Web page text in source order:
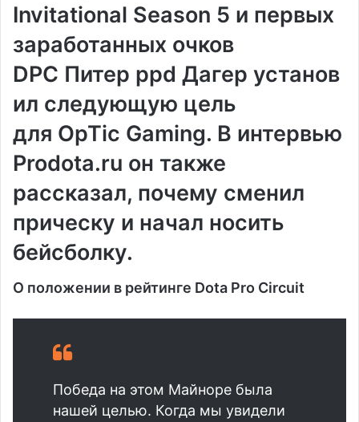
Invitational Season 5 и первых
заработанных очков
DPC Питер ppd Дагер установ
ил следующую цель
для OpTic Gaming. В интервью
Prodota.ru он также
рассказал, почему сменил
прическу и начал носить
бейсболку.
О положении в рейтинге Dota Pro Circuit
Победа на этом Майноре была
нашей целью. Когда мы увидели